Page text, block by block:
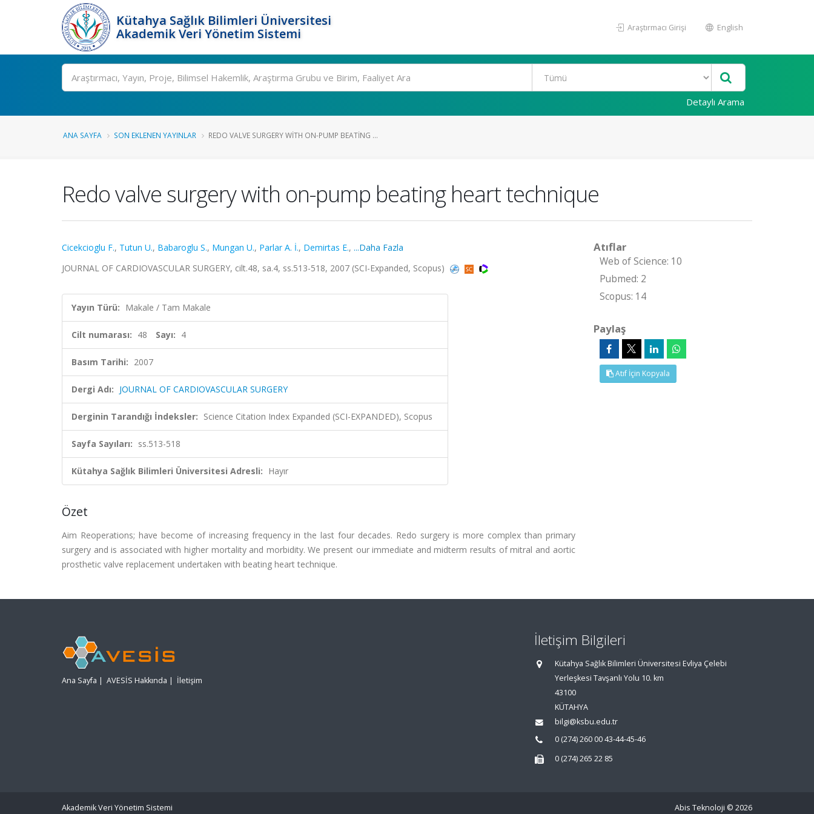
Kütahya Sağlık Bilimleri Üniversitesi
Akademik Veri Yönetim Sistemi
Araştırmacı Girişi English
Ara
Detaylı Arama
ANA SAYFA SON EKLENEN YAYINLAR REDO VALVE SURGERY WITH ON-PUMP BEATING ...
Redo valve surgery with on-pump beating heart technique
Cicekcioglu F., Tutun U., Babaroglu S., Mungan U., Parlar A. İ., Demirtas E., ...Daha Fazla
JOURNAL OF CARDIOVASCULAR SURGERY, cilt.48, sa.4, ss.513-518, 2007 (SCI-Expanded, Scopus)
Yayın Türü: Makale / Tam Makale
Cilt numarası: 48 Sayı: 4
Basım Tarihi: 2007
Dergi Adı: JOURNAL OF CARDIOVASCULAR SURGERY
Derginin Tarandığı İndeksler: Science Citation Index Expanded (SCI-EXPANDED), Scopus
Sayfa Sayıları: ss.513-518
Kütahya Sağlık Bilimleri Üniversitesi Adresli: Hayır
Özet
Aim Reoperations; have become of increasing frequency in the last four decades. Redo surgery is more complex than primary
surgery and is associated with higher mortality and morbidity. We present our immediate and midterm results of mitral and aortic
prosthetic valve replacement undertaken with beating heart technique.
Atıflar
Web of Science: 10
Pubmed: 2
Scopus: 14
Paylaş
Atıf İçin Kopyala
Ana Sayfa | AVESİS Hakkında | İletişim
İletişim Bilgileri
Kütahya Sağlık Bilimleri Üniversitesi Evliya Çelebi
Yerleşkesi Tavşanlı Yolu 10. km
43100
KÜTAHYA
bilgi@ksbu.edu.tr
0 (274) 260 00 43-44-45-46
0 (274) 265 22 85
Akademik Veri Yönetim Sistemi Abis Teknoloji © 2026